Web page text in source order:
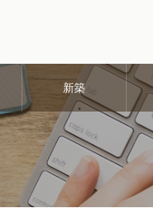
新築